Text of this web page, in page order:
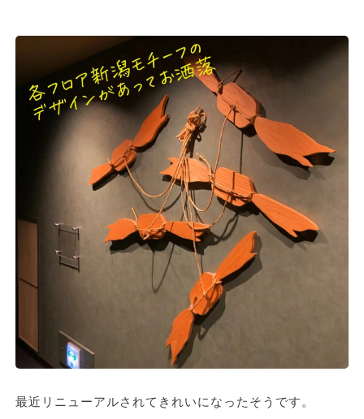
最近リニューアルされてきれいになったそうです。